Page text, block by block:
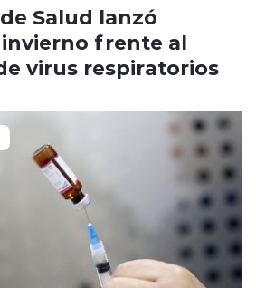
Salud lanzó
frente al
virus respiratorios